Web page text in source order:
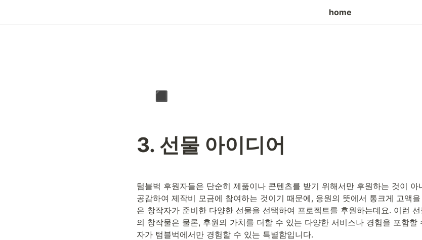
home
▪️
3. 선물 아이디어
텀블벅 후원자들은 단순히 제품이나 콘텐츠를 받기 위해서만 후원하는 것이
공감하여 제작비 모금에 참여하는 것이기 때문에, 응원의 뜻에서 통크게 고액
은 창작자가 준비한 다양한 선물을 선택하여 프로젝트를 후원하는데요. 이런
의 창작물은 물론, 후원의 가치를 더할 수 있는 다양한 서비스나 경험을 포함할
자가 텀블벅에서만 경험할 수 있는 특별함입니다.